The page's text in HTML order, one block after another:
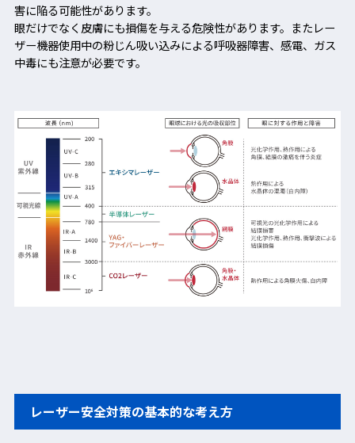
害に陥る可能性があります。
眼だけでなく皮膚にも損傷を与える危険性があります。またレー
ザー機器使用中の粉じん吸い込みによる呼吸器障害、感電、ガス
中毒にも注意が必要です。
レーザー安全対策の基本的な考え方